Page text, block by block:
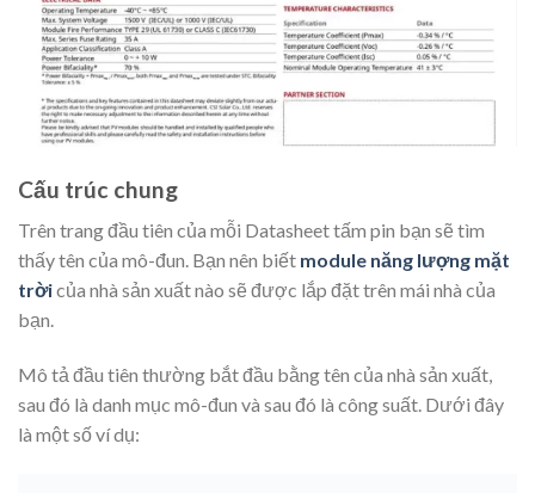
Cấu trúc chung
Trên trang đầu tiên của mỗi Datasheet tấm pin bạn sẽ tìm
thấy tên của mô-đun. Bạn nên biết module năng lượng mặt
trờicủa nhà sản xuất nào sẽ được lắp đặt trên mái nhà của
bạn.
Mô tả đầu tiên thường bắt đầu bằng tên của nhà sản xuất,
sau đó là danh mục mô-đun và sau đó là công suất. Dưới đây
là một số ví dụ: